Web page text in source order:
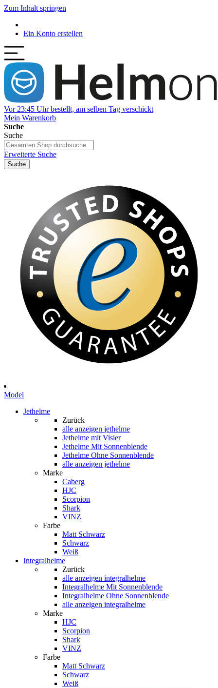
Zum Inhalt springen
Ein Konto erstellen
Vor 23:45 Uhr bestellt, am selben Tag verschickt
Mein Warenkorb
Suche
Suche
Erweiterte Suche
Suche
Model
Jethelme
Zurück
alle anzeigen jethelme
Jethelme mit Visier
Jethelme Mit Sonnenblende
Jethelme Ohne Sonnenblende
alle anzeigen jethelme
Marke
Caberg
HJC
Scorpion
Shark
VINZ
Farbe
Matt Schwarz
Schwarz
Weiß
Integralhelme
Zurück
alle anzeigen integralhelme
Integralhelme Mit Sonnenblende
Integralhelme Ohne Sonnenblende
alle anzeigen integralhelme
Marke
HJC
Scorpion
Shark
VINZ
Farbe
Matt Schwarz
Schwarz
Weiß